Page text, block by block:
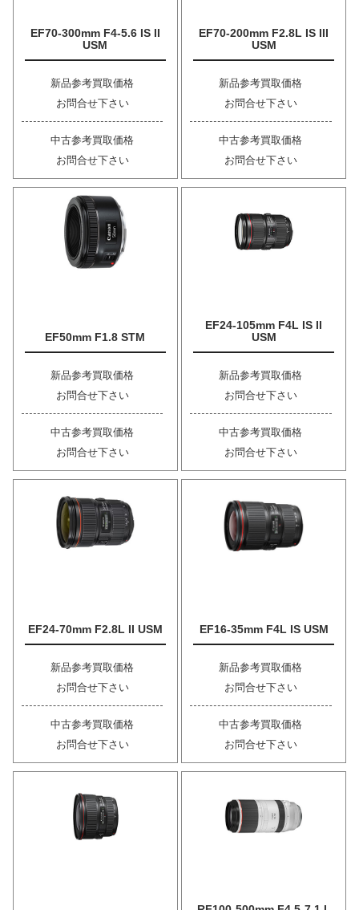
EF70-300mm F4-5.6 IS II
USM
新品参考買取価格
お問合せ下さい
中古参考買取価格
お問合せ下さい
EF70-200mm F2.8L IS III
USM
新品参考買取価格
お問合せ下さい
中古参考買取価格
お問合せ下さい
EF50mm F1.8 STM
新品参考買取価格
お問合せ下さい
中古参考買取価格
お問合せ下さい
EF24-105mm F4L IS II
USM
新品参考買取価格
お問合せ下さい
中古参考買取価格
お問合せ下さい
EF24-70mm F2.8L II USM
新品参考買取価格
お問合せ下さい
中古参考買取価格
お問合せ下さい
EF16-35mm F4L IS USM
新品参考買取価格
お問合せ下さい
中古参考買取価格
お問合せ下さい